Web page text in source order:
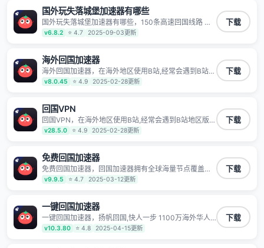
视频、爱奇艺、哔哩哔哩和优酷视频,在国外也能畅快追
剧!
国外玩失落城堡加速器有哪些
国外玩失落城堡加速器有哪些，150条高速回国线路 自
有高速中转节点 无需注册 一键连接 提供高速线路 应用
内直达视频音乐app,快人一步 应用模式 App互不干扰 不
数据不泄露 阻止第三方对数据进行窃取和监听
v6.8.2 ⭐ 4.7 2025-09-03更新
下载
海外回国加速器
海外回国加速器，在海外地区使用B站,经常会遇到B站地
区版权限制/网络IP屏蔽,缓冲卡顿等问题,使用我们的哔
哩哔哩专用回国VPN,可加速解决各类网络问题,一键网络
7*24小时服务。
v8.0.45 ⭐ 4.9 2025-02-28更新
下载
回国VPN
回国VPN，在海外地区使用B站,经常会遇到B站地区版权
限制/网络IP屏蔽,缓冲卡顿等问题,使用我们的哔哩哔哩
专用回国VPN,可加速解决各类网络问题,一键网络回国,
时服务。
v28.5.0 ⭐ 4.9 2025-02-28更新
下载
免费回国加速器
免费回国加速器，回国加速器拥有全球海量节点覆盖，
运营商专线不卡顿超稳定，专为海外华人和留学生打
造，帮助海外华人免除地域限制，随时高速稳定低延迟
v9.9.5 ⭐ 4.7 2025-03-12更新
下载
一键回国加速器
一键回国加速器，扬帆回国,快人一步 1100万海外华人
都在用的音乐视频回国加速器 Android iOS Windows
Mac TV VIP 支持多种加速场景 了解更多 看视频 全球高
v10.3.80 ⭐ 4.8 2025-04-15更新
下载